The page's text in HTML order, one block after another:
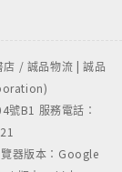
/ 誠品物流 | 誠品
號B1 服務電話：
器版本：Google